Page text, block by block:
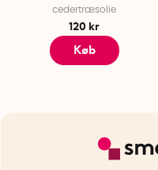
cedertræsolie
120 kr
Køb